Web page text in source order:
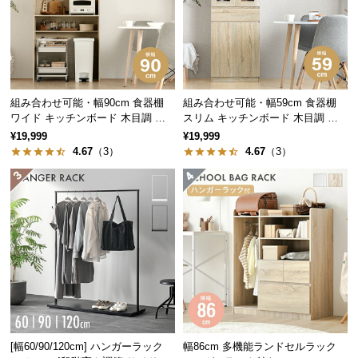
型
商
品
の
配
送
に
つ
い
小
型
商
の
配
組み合わせ可能・幅90cm 食器棚
ワイド キッチンボード 木目調 レ
イアウト自在
¥19,999
4.67 （3）
組み合わせ可能・幅59cm 食器棚
スリム キッチンボード 木目調 レ
イアウト自在
¥19,999
4.67 （3）
[幅60/90/120cm] ハンガーラック
幅86cm 多機能ランドセルラック